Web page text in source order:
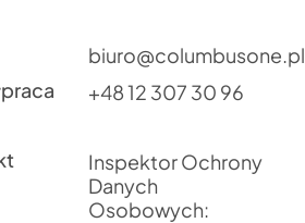
biuro@columbusone.pl
+48 12 307 30 96
Inspektor Ochrony
Danych
Osobowych: